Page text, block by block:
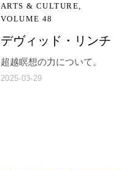
ARTS & CULTURE
VOLUME 48
デヴィッド・リンチ
超越瞑想の力について。
2025-03-29